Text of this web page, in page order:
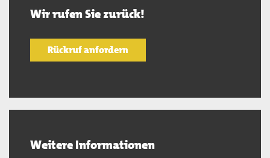
Wir rufen Sie zurück!
Rückruf anfordern
Weitere Informationen